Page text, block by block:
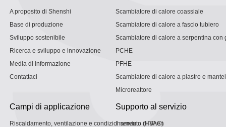
A proposito di Shenshi
Base di produzione
Sviluppo sostenibile
Ricerca e sviluppo e innovazione
Media di informazione
Contattaci
Scambiatore di calore coassiale
Scambiatore di calore a fascio tubiero
Scambiatore di calore a serpentina con
PCHE
PFHE
Scambiatore di calore a piastre e
Microreattore
Campi di applicazione
Riscaldamento, ventilazione e condizionamento (HVAC)
Supporto al servizio
Il servizio di Shen